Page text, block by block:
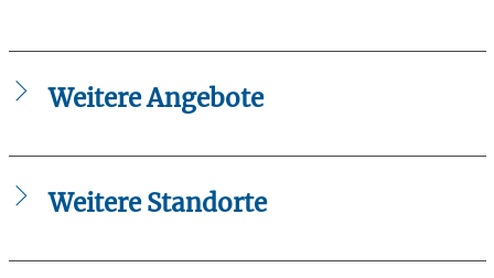
Weitere Angebote
Weitere Standorte